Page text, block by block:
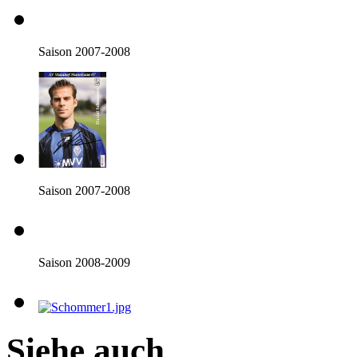
Saison 2007-2008
Saison 2007-2008
Saison 2008-2009